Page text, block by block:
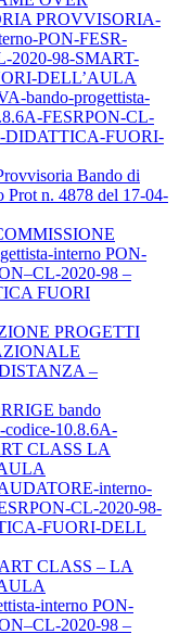
PROVVISORIA-
PON-FESR-
2020-98-SMART-
DELL’AULA
bando-progettista-
FESRPON-CL-
DIDATTICA-FUORI-
Bando di
Prot n. 4878 del 17-04-
interno PON-
2020-98 –
FUORI
PROGETTI
–
bando
codice-10.8.6A-
CLASS LA
interno-
CL-2020-98-
FUORI-DELL
CLASS – LA
interno PON-
2020-98 –